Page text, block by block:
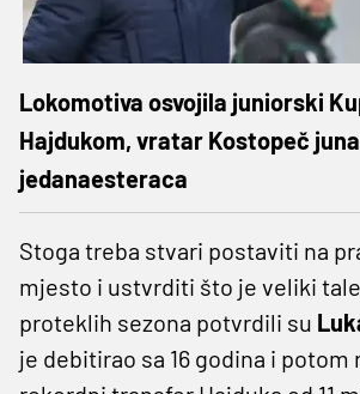
Lokomotiva osvojila juniorski
Hajdukom, vratar Kostopeč
jedanaesteraca
Stoga treba stvari postaviti na
mjesto i ustvrditi što je veliki
proteklih sezona potvrdili su
je debitirao sa 16 godina i potom